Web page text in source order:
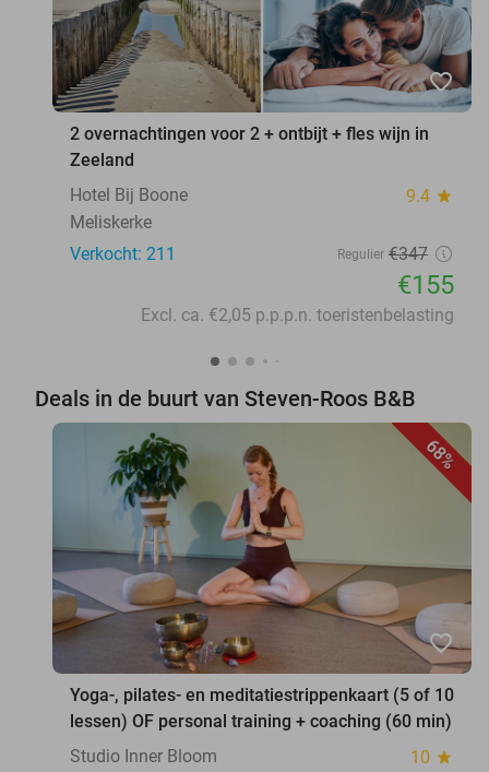
favorite_border
2 overnachtingen voor 2 + ontbijt + fles wijn in
Zeeland
Hotel Bij Boone
9.4 star
Meliskerke
Verkocht: 211
Regulier €347
€155
Excl. ca. €2,05 p.p.p.n. toeristenbelasting
Deals in de buurt van Steven-Roos B&B
68%
favorite_border
Yoga-, pilates- en meditatiestrippenkaart (5 of 10
lessen) OF personal training + coaching (60 min)
Studio Inner Bloom
10 star